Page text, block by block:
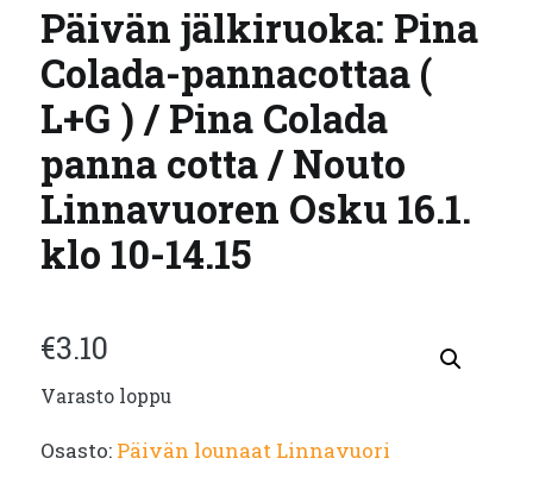
Päivän jälkiruoka: Pina
Colada-pannacottaa (
L+G ) / Pina Colada
panna cotta / Nouto
Linnavuoren Osku 16.1.
klo 10-14.15
€3.10
Varasto loppu
Osasto: Päivän lounaat Linnavuori